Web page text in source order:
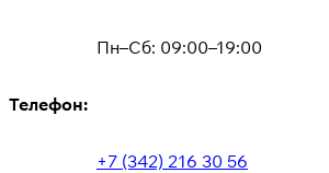
Пн–Сб: 09:00–19:00
Телефон:
+7 (342) 216 30 56